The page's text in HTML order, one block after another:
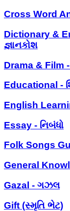
Cross Word
Dictionary &
જ્ઞાનકોશ
Drama & Film -
Educational -
English
Essay - નિબંધો
Folk Songs
General
Gazal - ગઝલ
Gift (સ્મૃતિ ભેટ)